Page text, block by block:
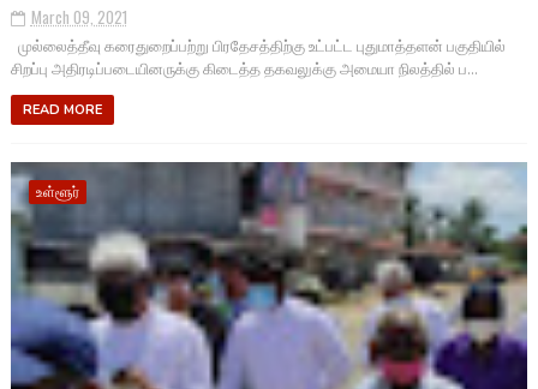
March 09, 2021
முல்லைத்தீவு கரைதுறைப்பற்று பிரதேசத்திற்கு உட்பட்ட புதுமாத்தளன் பகுதியில்
சிறப்பு அதிரடிப்படையினருக்கு கிடைத்த தகவலுக்கு அமையா நிலத்தில் ப...
READ MORE
உள்ளூர்